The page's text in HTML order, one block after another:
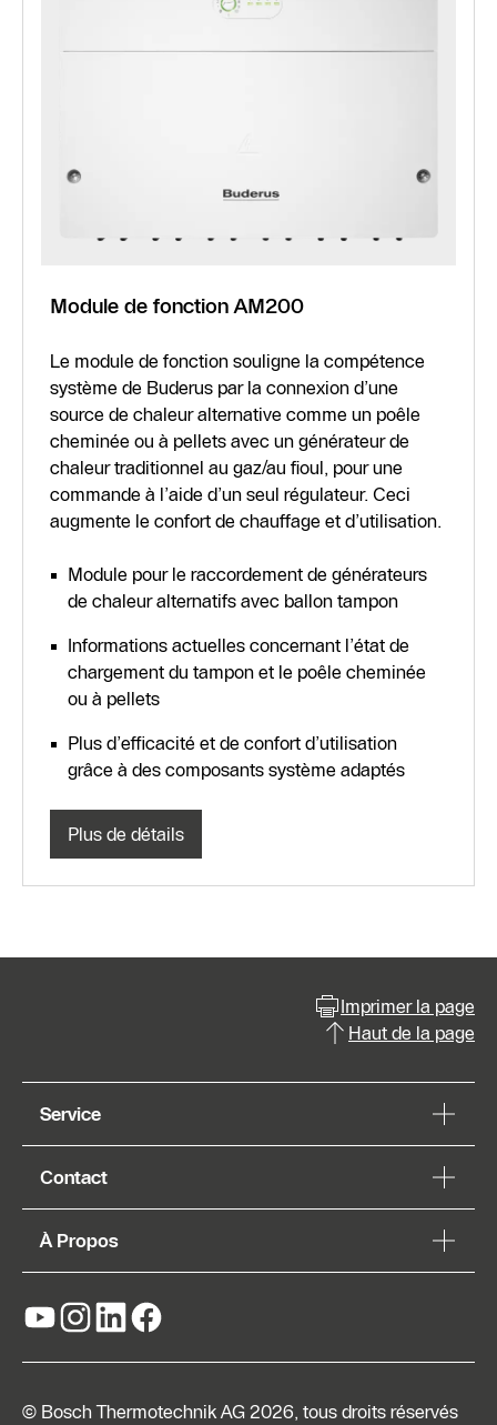
Module de fonction AM200
Le module de fonction souligne la compétence
système de Buderus par la connexion d’une
source de chaleur alternative comme un poêle
cheminée ou à pellets avec un générateur de
chaleur traditionnel au gaz/au fioul, pour une
commande à l’aide d’un seul régulateur. Ceci
augmente le confort de chauffage et d’utilisation.
Module pour le raccordement de générateurs
de chaleur alternatifs avec ballon tampon
Informations actuelles concernant l’état de
chargement du tampon et le poêle cheminée
ou à pellets
Plus d’efficacité et de confort d’utilisation
grâce à des composants système adaptés
Plus de détails
Imprimer la page
Haut de la page
Service
Contact
À Propos
© Bosch Thermotechnik AG 2026, tous droits réservés